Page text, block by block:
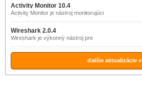
Activity Monitor 10.4
Activity Monitor je nástroj monitorujúci
počítače v sieti: snímky pracovnej
plochy, spustené programy, navštívené
weby, stlačené klávesy a pod.
Wireshark 2.0.4
Wireshark je výkonný nástroj pre
analýzu sieťových protokolov,
umožňujúci zachytávanie a podrobné
skúmanie dát pretekajúcich sietí alebo
zachytených a uložených na disku.ďalšie aktualizácie »